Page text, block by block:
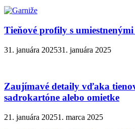
Tieňové profily s
31. januára 202531. januára 2025
Zaujímavé detaily vďaka
sadrokartóne alebo omietke
21. januára 20251. marca 2025